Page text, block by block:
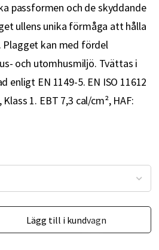
passformen och de skyddande
ullens unika förmåga att hålla
kan med fördel
och utomhusmiljö. Tvättas i
enligt EN 1149-5. EN ISO 11612
Klass 1. EBT 7,3 cal/cm², HAF:
Lägg till i kundvagn